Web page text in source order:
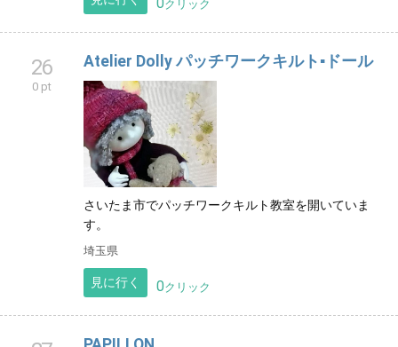
10種類以上のものづくり体験が楽しめる小さなアトリ
やキャンドル、アロマやアクセサリー作りが常時楽し
めます。
愛媛県
見に行く 0 クリック
Atelier Dolly パッチワークキルト▪ドール